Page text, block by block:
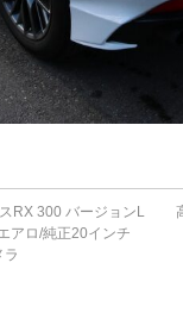
RX 300 バージョンL
ロ/純正20インチ